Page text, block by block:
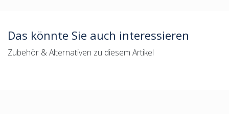
Das könnte Sie auch interessieren
Zubehör & Alternativen zu diesem Artikel